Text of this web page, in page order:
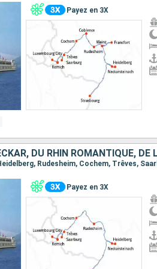
Payez en 3X
Payez en 3X